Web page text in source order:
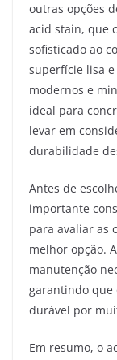
outras opções
acid stain, que
sofisticado ao
superfície lisa
modernos e
ideal para
levar em
durabilidade
Antes de
importante
para avaliar as
melhor opção.
manutenção
garantindo que
durável por
Em resumo, o